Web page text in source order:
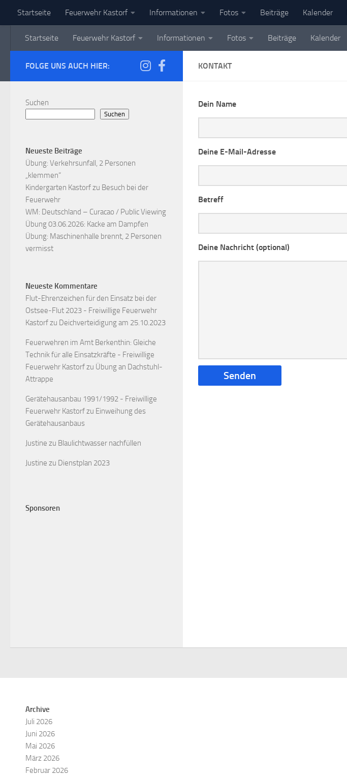
Zum Inhalt springen
Startseite Feuerwehr Kastorf Informationen Fotos Beiträge Kalender
Startseite Feuerwehr Kastorf Informationen Fotos Beiträge Kalender
KONTAKT
Dein Name
Deine E-Mail-Adresse
Betreff
Deine Nachricht (optional)
FOLGE UNS AUCH HIER:
Suchen
Suchen
Neueste Beiträge
Übung: Verkehrsunfall, 2 Personen
„klemmen“
Kindergarten Kastorf zu Besuch bei der
Feuerwehr
WM: Deutschland – Curacao / Public Viewing
Übung 03.06.2026: Kacke am Dampfen
Übung: Maschinenhalle brennt, 2 Personen
vermisst
Neueste Kommentare
Flut-Ehrenzeichen für den Einsatz bei der
Ostsee-Flut 2023 - Freiwillige Feuerwehr
Kastorfzu Deichverteidigung am 25.10.2023
Feuerwehren im Amt Berkenthin: Gleiche
Technik für alle Einsatzkräfte - Freiwillige
Feuerwehr Kastorfzu Übung an Dachstuhl-
Attrappe
Gerätehausanbau 1991/1992 - Freiwillige
Feuerwehr Kastorfzu Einweihung des
Gerätehausanbaus
Justine zu Blaulichtwasser nachfüllen
Justine zu Dienstplan 2023
Sponsoren
Archive
Juli 2026
Juni 2026
Mai 2026
März 2026
Februar 2026